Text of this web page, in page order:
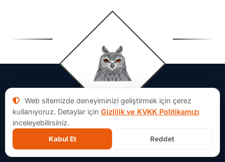
Aforsoft Hakkında
Web sitemizde deneyiminizi geliştirmek için çerez
kullanıyoruz. Detaylar için Gizlilik ve KVKK Politikamızı
inceleyebilirsiniz.
Kabul Et Reddet